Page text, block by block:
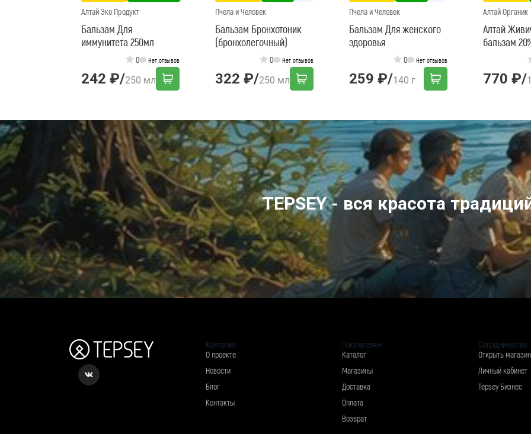
Алтай Эко Продукт
Бальзам Для
иммунитета 250мл
0 Нет отзывов
242 ₽/250 мл
Пчела и Человек
Бальзам Бронхотоник
(бронхолегочный)
0 Нет отзывов
322 ₽/250 мл
Пчела и Человек
Бальзам Для женского
здоровья
0 Нет отзывов
259 ₽/140 г
Алтай Органик
Алтай
бальзам
770 ₽/
TEPSEY - вся красота
Компания
О проекте
Новости
Блог
Контакты
Покупателям
Каталог
Магазины
Доставка
Оплата
Возврат
Сотрудничество
Открыть магазин
Личный кабинет
Tepsey Бизнес